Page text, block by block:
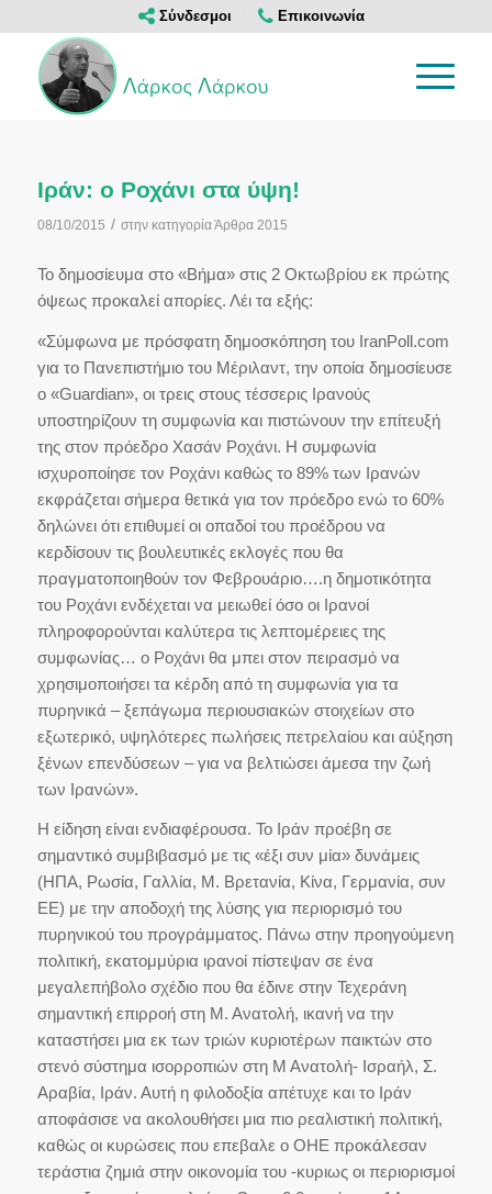
Σύνδεσμοι Επικοινωνία
Ιράν: ο Ροχάνι στα ύψη!
08/10/2015 / στην κατηγορίαΆρθρα 2015
Το δημοσίευμα στο «Βήμα» στις 2 Οκτωβρίου εκ πρώτης
όψεως προκαλεί απορίες. Λέι τα εξής:
«Σύμφωνα με πρόσφατη δημοσκόπηση του IranPoll.com
για το Πανεπιστήμιο του Μέριλαντ, την οποία δημοσίευσε
ο «Guardian», οι τρεις στους τέσσερις Ιρανούς
υποστηρίζουν τη συμφωνία και πιστώνουν την επίτευξή
της στον πρόεδρο Χασάν Ροχάνι. Η συμφωνία
ισχυροποίησε τον Ροχάνι καθώς το 89% των Ιρανών
εκφράζεται σήμερα θετικά για τον πρόεδρο ενώ το 60%
δηλώνει ότι επιθυμεί οι οπαδοί του προέδρου να
κερδίσουν τις βουλευτικές εκλογές που θα
πραγματοποιηθούν τον Φεβρουάριο….η δημοτικότητα
του Ροχάνι ενδέχεται να μειωθεί όσο οι Ιρανοί
πληροφορούνται καλύτερα τις λεπτομέρειες της
συμφωνίας… ο Ροχάνι θα μπει στον πειρασμό να
χρησιμοποιήσει τα κέρδη από τη συμφωνία για τα
πυρηνικά – ξεπάγωμα περιουσιακών στοιχείων στο
εξωτερικό, υψηλότερες πωλήσεις πετρελαίου και αύξηση
ξένων επενδύσεων – για να βελτιώσει άμεσα την ζωή
των Ιρανών».
Η είδηση είναι ενδιαφέρουσα. Το Ιράν προέβη σε
σημαντικό συμβιβασμό με τις «έξι συν μία» δυνάμεις
(ΗΠΑ, Ρωσία, Γαλλία, Μ. Βρετανία, Κίνα, Γερμανία, συν
ΕΕ) με την αποδοχή της λύσης για περιορισμό του
πυρηνικού του προγράμματος. Πάνω στην προηγούμενη
πολιτική, εκατομμύρια ιρανοί πίστεψαν σε ένα
μεγαλεπήβολο σχέδιο που θα έδινε στην Τεχεράνη
σημαντική επιρροή στη Μ. Ανατολή, ικανή να την
καταστήσει μια εκ των τριών κυριοτέρων παικτών στο
στενό σύστημα ισορροπιών στη Μ Ανατολή- Ισραήλ, Σ.
Αραβία, Ιράν. Αυτή η φιλοδοξία απέτυχε και το Ιράν
αποφάσισε να ακολουθήσει μια πιο ρεαλιστική πολιτική,
καθώς οι κυρώσεις που επεβαλε ο ΟΗΕ προκάλεσαν
τεράστια ζημιά στην οικονομία του -κυριως οι περιορισμοί